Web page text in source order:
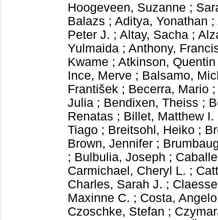
Hoogeveen, Suzanne ;
Balazs ; Aditya, Yonathan ;
Peter J. ; Altay, Sacha ;
Yulmaida ; Anthony,
Kwame ; Atkinson, Quentin
Ince, Merve ; Balsamo,
František ; Becerra, Mario
Julia ; Bendixen, Theiss ;
Renatas ; Billet, Matthew I.
Tiago ; Breitsohl, Heiko ;
Brown, Jennifer ;
; Bulbulia, Joseph ;
Carmichael, Cheryl L. ;
Charles, Sarah J. ;
Maxinne C. ; Costa,
Czoschke, Stefan ;